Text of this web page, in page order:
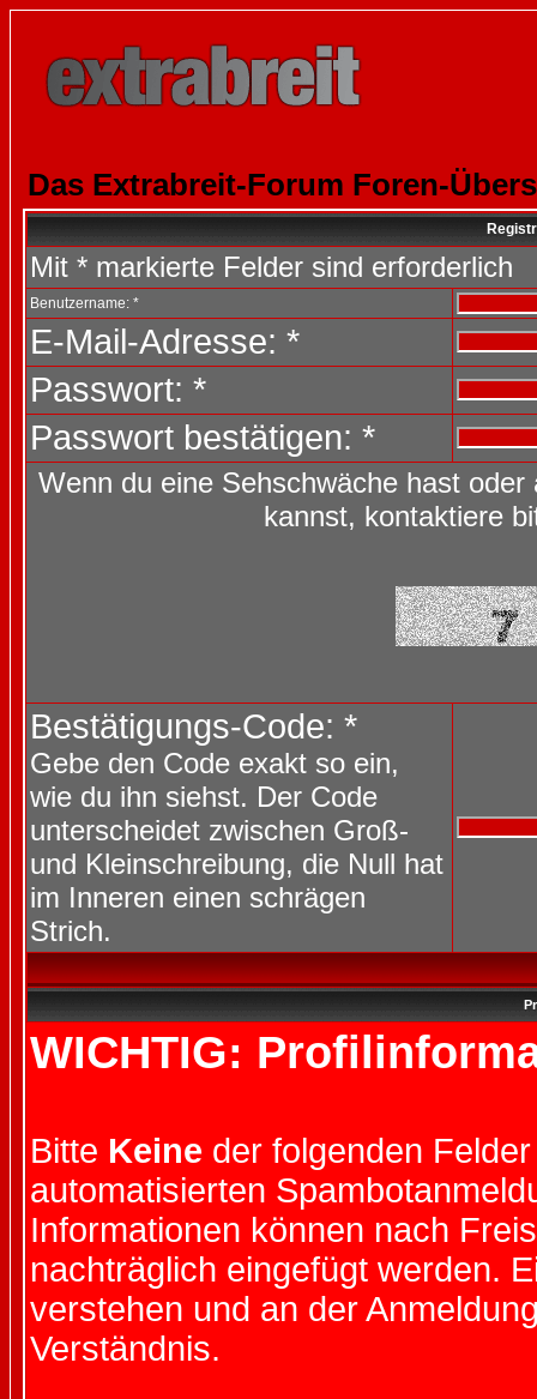
Das Extrabreit-Forum Foren-
Mit * markierte Felder sind erforderlich
Benutzername: *
E-Mail-Adresse: *
Passwort: *
Passwort bestätigen: *
Wenn du eine Sehschwäche hast
kannst, kontaktiere
Bestätigungs-Code: *
Gebe den Code exakt so ein,
wie du ihn siehst. Der Code
unterscheidet zwischen Groß-
und Kleinschreibung, die Null hat
im Inneren einen schrägen
Strich.
WICHTIG:
Bitte Keine der folgenden
automatisierten
Informationen können nach
nachträglich eingefügt werden.
verstehen und an der
Verständnis.